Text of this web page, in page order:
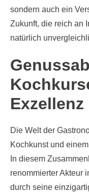
sondern auch ein
Zukunft, die reich an
natürlich
Exzellenz
Die Welt der
Kochkunst und
In diesem
renommierter Akteur
durch seine